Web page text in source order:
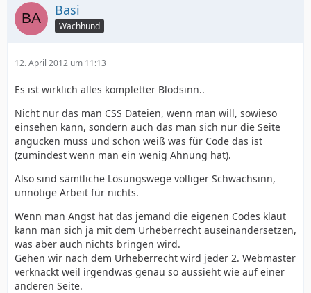
Basi
Wachhund
12. April 2012 um 11:13
Es ist wirklich alles kompletter Blödsinn..
Nicht nur das man CSS Dateien, wenn man will, sowieso
einsehen kann, sondern auch das man sich nur die Seite
angucken muss und schon weiß was für Code das ist
(zumindest wenn man ein wenig Ahnung hat).
Also sind sämtliche Lösungswege völliger Schwachsinn,
unnötige Arbeit für nichts.
Wenn man Angst hat das jemand die eigenen Codes klaut
kann man sich ja mit dem Urheberrecht auseinandersetzen,
was aber auch nichts bringen wird.
Gehen wir nach dem Urheberrecht wird jeder 2. Webmaster
verknackt weil irgendwas genau so aussieht wie auf einer
anderen Seite.